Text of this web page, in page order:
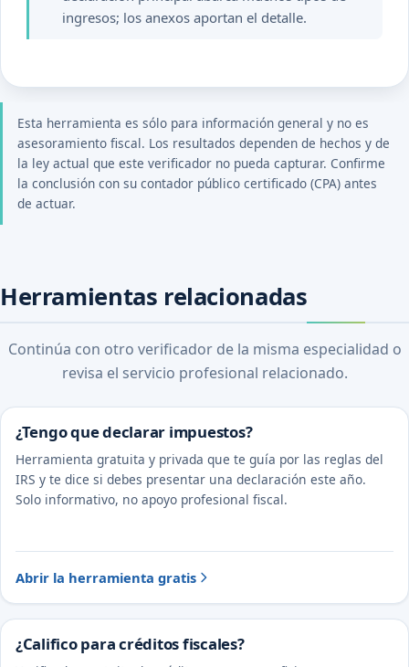
ingresos; los anexos aportan el detalle.
Esta herramienta es sólo para información general y no es
asesoramiento fiscal. Los resultados dependen de hechos y de
la ley actual que este verificador no pueda capturar. Confirme
la conclusión con su contador público certificado (CPA) antes
de actuar.
Herramientas relacionadas
Continúa con otro verificador de la misma especialidad o
revisa el servicio profesional relacionado.
¿Tengo que declarar impuestos?
Herramienta gratuita y privada que te guía por las reglas del
IRS y te dice si debes presentar una declaración este año.
Solo informativo, no apoyo profesional fiscal.
Abrir la herramienta gratis
¿Califico para créditos fiscales?